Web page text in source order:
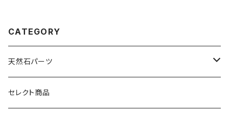
CATEGORY
天然石パーツ
天然石
セレクト商品